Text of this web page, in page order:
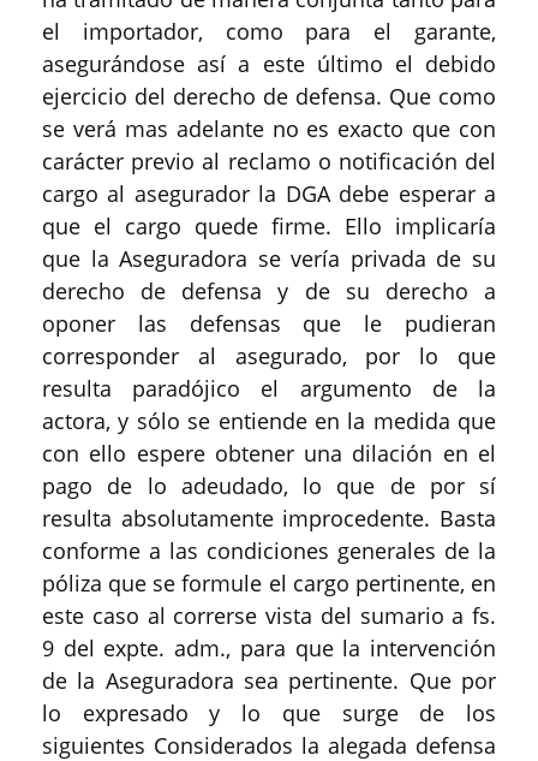
el importador, como para el garante,
asegurándose así a este último el debido
ejercicio del derecho de defensa. Que como
se verá mas adelante no es exacto que con
carácter previo al reclamo o notificación del
cargo al asegurador la DGA debe esperar a
que el cargo quede firme. Ello implicaría
que la Aseguradora se vería privada de su
derecho de defensa y de su derecho a
oponer las defensas que le pudieran
corresponder al asegurado, por lo que
resulta paradójico el argumento de la
actora, y sólo se entiende en la medida que
con ello espere obtener una dilación en el
pago de lo adeudado, lo que de por sí
resulta absolutamente improcedente. Basta
conforme a las condiciones generales de la
póliza que se formule el cargo pertinente, en
este caso al correrse vista del sumario a fs.
9 del expte. adm., para que la intervención
de la Aseguradora sea pertinente. Que por
lo expresado y lo que surge de los
siguientes Considerados la alegada defensa